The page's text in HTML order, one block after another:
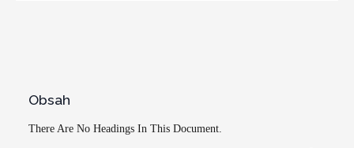
Obsah
There Are No Headings In This Document.